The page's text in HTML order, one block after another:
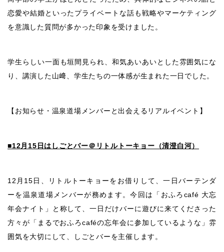
恋愛や結婚といったプライベートな話も戦略やマーケティング
を意識した質問が多かった印象を受けました。
学生らしい一面も垣間見られ、和気あいあいとした雰囲気にな
り、講演した山﨑、学生たちの一体感が生まれた一日でした。
【お知らせ・温泉道場メンバーと出会えるリアルイベント】
■12月15日はしごとバー＠リトルトーキョー（清澄白河）
12月15日、リトルトーキョーをお借りして、一日バーテンダ
ーを温泉道場メンバーが務めます。今回は「おふろcafé 大忘
年会ナイト」と称して、一日だけバーに遊びに来てくださった
方々が「まるでおふろcaféの忘年会に参加しているような」雰
囲気を大切にして、しごとバーを主催します。